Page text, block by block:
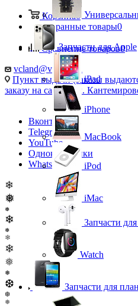
Корзина0
Избранные товары0
Сравнение товаров0
vcland@vcland.ru
Пункт выдачи (заказы
заказу на сайте), ул.
Вконтакте
Telegram
YouTube
Одноклассники
WhatsApp
❄
❅
❅
❄
❅
❄
❄
❅
❅
❆
❆
❅
Запчасти для Apple
iPad
iPhone
MacBook
iPod
iMac
Запчасти
Watch
Запчасти для